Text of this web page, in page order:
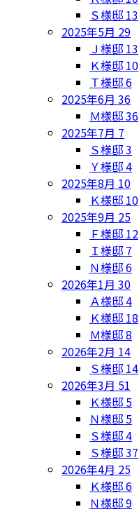
Ｓ様邸 13
2025年5月 29
Ｊ様邸 13
Ｋ様邸 10
Ｔ様邸6
2025年6月 36
Ｍ様邸36
2025年7月 7
Ｓ様邸3
Ｙ様邸4
2025年8月 10
Ｋ様邸 10
2025年9月 25
Ｆ様邸 12
Ｉ様邸 7
Ｎ様邸6
2026年1月 30
Ａ様邸4
Ｋ様邸 18
Ｍ様邸8
2026年2月 14
Ｓ様邸 14
2026年3月 51
Ｋ様邸 5
Ｎ様邸 5
Ｓ様邸4
Ｓ様邸37
2026年4月 25
Ｋ様邸6
Ｎ様邸9